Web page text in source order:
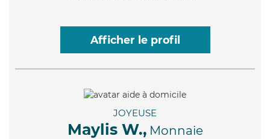
Afficher le profil
JOYEUSE
Maylis W., Monnaie